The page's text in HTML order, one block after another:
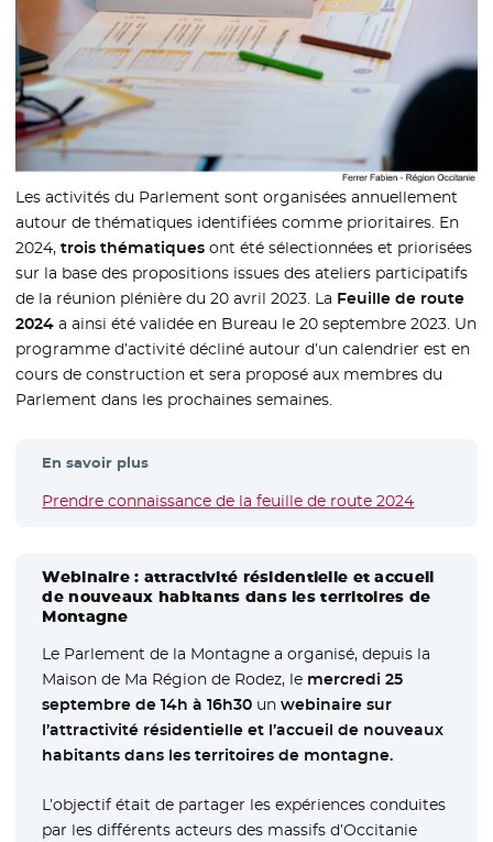
Les activités du Parlement sont organisées annuellement
autour de thématiques identifiées comme prioritaires. En
2024, trois thématiques ont été sélectionnées et priorisées
sur la base des propositions issues des ateliers participatifs
de la réunion plénière du 20 avril 2023. La Feuille de route
2024 a ainsi été validée en Bureau le 20 septembre 2023. Un
programme d’activité décliné autour d’un calendrier est en
cours de construction et sera proposé aux membres du
Parlement dans les prochaines semaines.
En savoir plus
Prendre connaissance de la feuille de route 2024
Webinaire : attractivité résidentielle et accueil
de nouveaux habitants dans les territoires de
Montagne
Le Parlement de la Montagne a organisé, depuis la
Maison de Ma Région de Rodez, le mercredi 25
septembre de 14h à 16h30 unwebinaire sur
l’attractivité résidentielle et l’accueil de nouveaux
habitants dans les territoires de montagne.
L’objectif était de partager les expériences conduites
par les différents acteurs des massifs d’Occitanie